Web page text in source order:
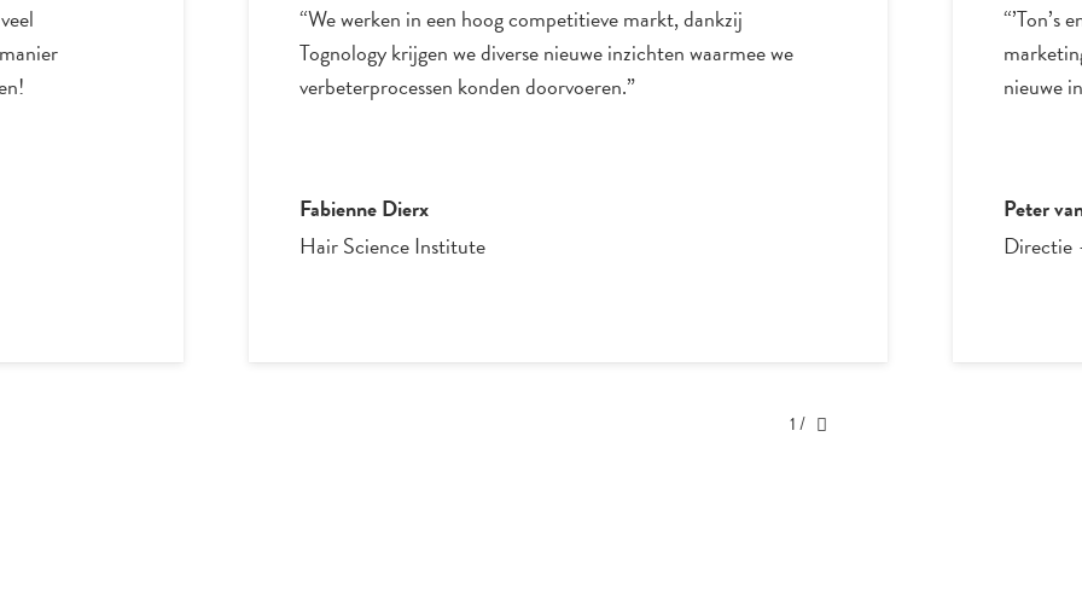
“We werken in een hoog competitieve markt, dankzij
Tognology krijgen we diverse nieuwe inzichten waarmee we
verbeterprocessen konden doorvoeren.”
Fabienne Dierx
Hair Science Institute
“’Ton’s
nieuwe
Peter
Directie
1/